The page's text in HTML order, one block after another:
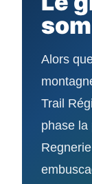
Alors
Trail
phase la